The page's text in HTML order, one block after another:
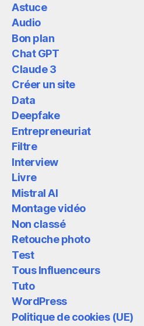
Astuce
Audio
Bon plan
Chat GPT
Claude 3
Créer un site
Data
Deepfake
Entrepreneuriat
Filtre
Interview
Livre
Mistral AI
Montage vidéo
Non classé
Retouche photo
Test
Tous Influenceurs
Tuto
WordPress
Politique de cookies (UE)